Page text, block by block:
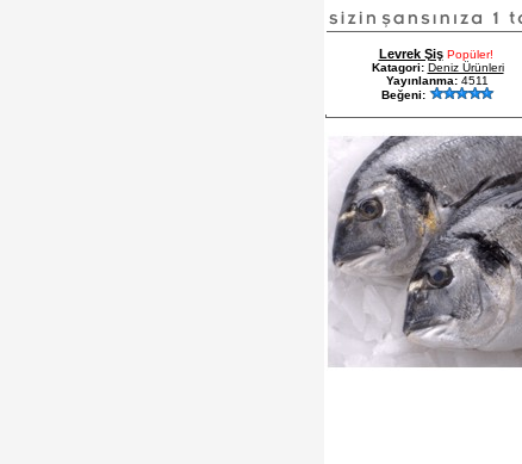
Levrek ŞişPopüler!
Katagori: Deniz Ürünleri
Yayınlanma: 4511
Beğeni: